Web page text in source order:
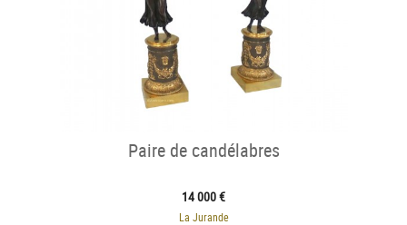
Paire de candélabres
14 000 €
La Jurande